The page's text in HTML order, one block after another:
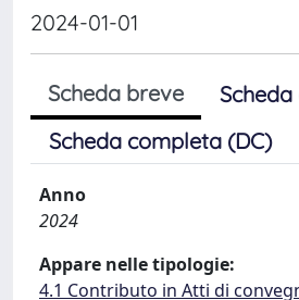
2024-01-01
Scheda breve
Scheda completa (DC)
Anno
2024
Appare nelle tipologie:
4.1 Contributo in Atti di